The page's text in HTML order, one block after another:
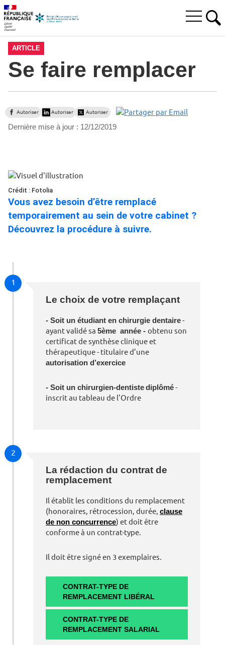
Aller
la
Aller
au
menu
Aller
au
contenu
Ouvrir
ARTICLE
Se faire remplacer
Autoriser Autoriser Autoriser
Dernière mise à jour : 12/12/2019
Crédit : Fotolia
Vous avez besoin d’être remplacé
temporairement au sein de votre cabinet ?
Découvrez la procédure à suivre.
1
Le choix de votre remplaçant
- Soit un étudiant en chirurgie dentaire-
ayant validé sa 5ème année - obtenu son
certificat de synthèse clinique et
thérapeutique - titulaire d’une
autorisation d’exercice
- Soit un chirurgien-dentistediplômé-
inscrit au tableau de l'Ordre
2
La rédaction du contrat de
remplacement
Il établit les conditions du remplacement
(honoraires, rétrocession, durée, clause
de non concurrence) et doit être
conforme à un contrat-type.
Il doit être signé en 3 exemplaires.
CONTRAT-TYPE DE
REMPLACEMENT LIBÉRAL
CONTRAT-TYPE DE
REMPLACEMENT SALARIAL